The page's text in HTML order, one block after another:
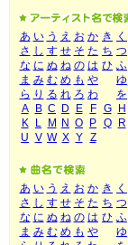
あ い う え お か き く
さ し す せ そ た ち つ
な に ぬ ね の は ひ ふ
ま み む め も や ゆ
ら り る れ ろ わ を
A
B C D E F G H
K
L M N O P Q R
U V W X Y Z
あ い う え お か き く
さ し す せ そ た ち つ
な に ぬ ね の は ひ ふ
ま み む め も や ゆ